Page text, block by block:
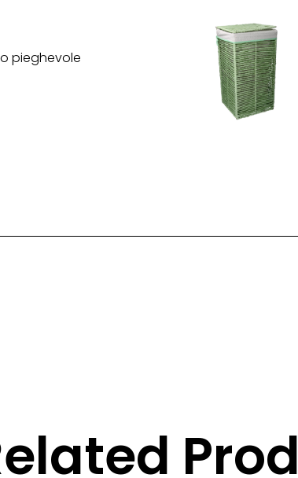
pieghevole